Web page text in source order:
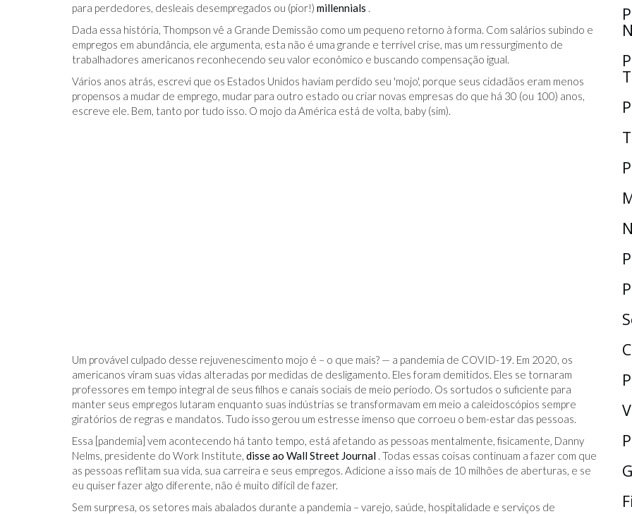
para perdedores, desleais desempregados ou (pior!) millennials .
Dada essa história, Thompson vê a Grande Demissão como um pequeno retorno à forma. Com salários subindo e
empregos em abundância, ele argumenta, esta não é uma grande e terrível crise, mas um ressurgimento de
trabalhadores americanos reconhecendo seu valor econômico e buscando compensação igual.
Vários anos atrás, escrevi que os Estados Unidos haviam perdido seu 'mojo', porque seus cidadãos eram menos
propensos a mudar de emprego, mudar para outro estado ou criar novas empresas do que há 30 (ou 100) anos,
escreve ele. Bem, tanto por tudo isso. O mojo da América está de volta, baby (sim).
Um provável culpado desse rejuvenescimento mojo é – o que mais? — a pandemia de COVID-19. Em 2020, os
americanos viram suas vidas alteradas por medidas de desligamento. Eles foram demitidos. Eles se tornaram
professores em tempo integral de seus filhos e canais sociais de meio período. Os sortudos o suficiente para
manter seus empregos lutaram enquanto suas indústrias se transformavam em meio a caleidoscópios sempre
giratórios de regras e mandatos. Tudo isso gerou um estresse imenso que corroeu o bem-estar das pessoas.
Essa [pandemia] vem acontecendo há tanto tempo, está afetando as pessoas mentalmente, fisicamente, Danny
Nelms, presidente do Work Institute, disse ao Wall Street Journal . Todas essas coisas continuam a fazer com que
as pessoas reflitam sua vida, sua carreira e seus empregos. Adicione a isso mais de 10 milhões de aberturas, e se
eu quiser fazer algo diferente, não é muito difícil de fazer.
Sem surpresa, os setores mais abalados durante a pandemia – varejo, saúde, hospitalidade e serviços de